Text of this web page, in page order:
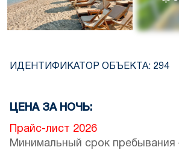
ИДЕНТИФИКАТОР ОБЪЕКТА: 294
ЦЕНА ЗА НОЧЬ:
Прайс-лист 2026
Минимальный срок